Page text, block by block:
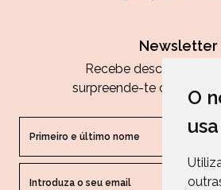
O
Newsletter
Recebe descontos
surpreende-te com as